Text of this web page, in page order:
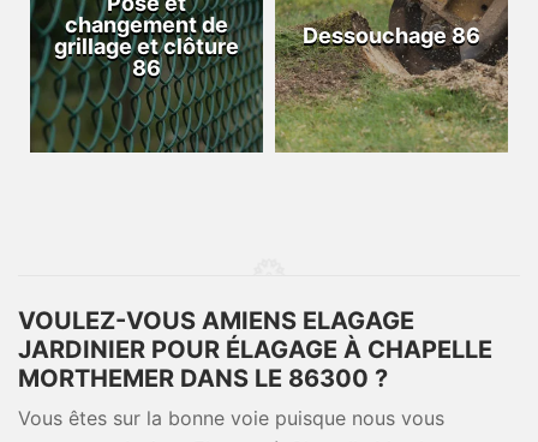
changement de
grillage et clôture
86
Dessouchage 86
VOULEZ-VOUS AMIENS ELAGAGE
JARDINIER POUR ÉLAGAGE À CHAPELLE
MORTHEMER DANS LE 86300 ?
Vous êtes sur la bonne voie puisque nous vous